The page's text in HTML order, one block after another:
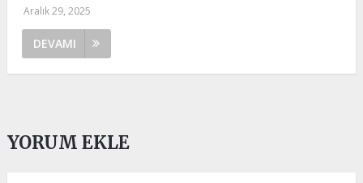
Aralık 29, 2025
DEVAMI
YORUM EKLE